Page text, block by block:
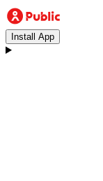
Install App